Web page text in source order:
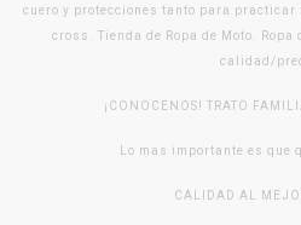
cuero y protecciones tanto para practicar
cross. Tienda de Ropa de Moto.
calidad/
¡CONOCENOS! TRATO
Lo mas importante es que
CALIDAD AL